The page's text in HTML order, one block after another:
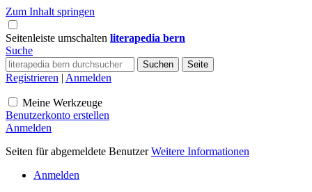
Zum Inhalt springen
Seitenleiste umschalten literapedia bern
Suche
Registrieren | Anmelden
Meine Werkzeuge
Benutzerkonto erstellen
Anmelden
Seiten für abgemeldete BenutzerWeitere Informationen
Anmelden